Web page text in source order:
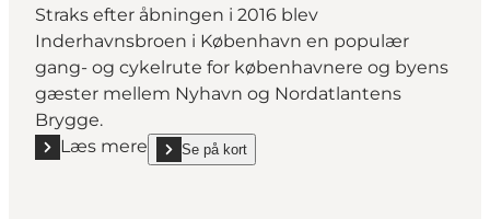
Straks efter åbningen i 2016 blev
Inderhavnsbroen i København en populær
gang- og cykelrute for københavnere og byens
gæster mellem Nyhavn og Nordatlantens
Brygge.
Læs mere
Læs mere "Inderhavnsbroen"
Se på kort
show Inderhavnsbroen on_map